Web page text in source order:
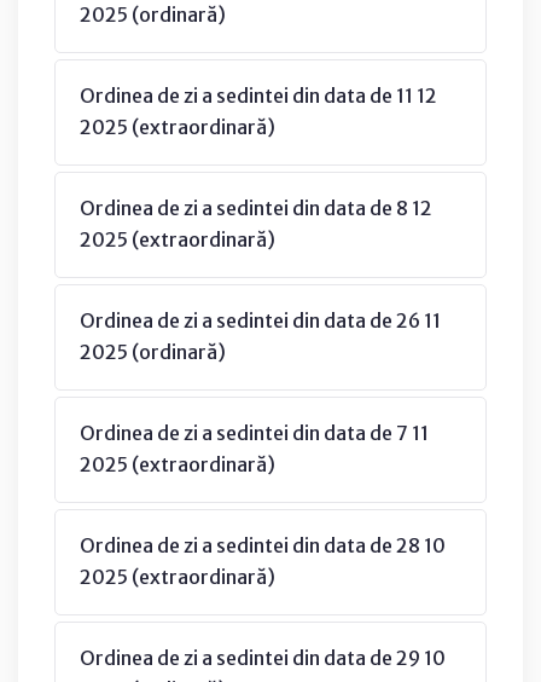
2025 (ordinară)
Ordinea de zi a sedintei din data de 11 12
2025 (extraordinară)
Ordinea de zi a sedintei din data de 8 12
2025 (extraordinară)
Ordinea de zi a sedintei din data de 26 11
2025 (ordinară)
Ordinea de zi a sedintei din data de 7 11
2025 (extraordinară)
Ordinea de zi a sedintei din data de 28 10
2025 (extraordinară)
Ordinea de zi a sedintei din data de 29 10